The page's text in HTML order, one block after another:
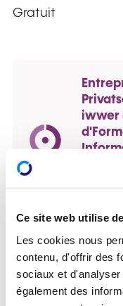
Ce site web utilise
Les cookies nous
contenu, d'offrir des
sociaux et
également des
Gratuit
iwwer